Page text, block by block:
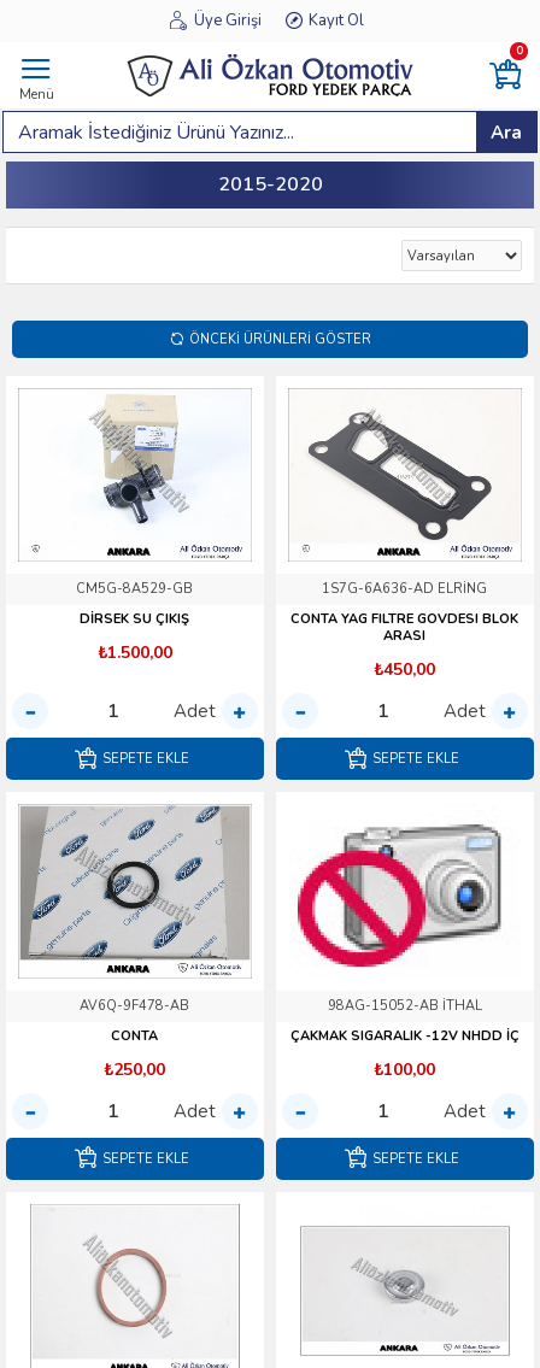
Üye Girişi Kayıt Ol
Menü
0
Ara
2015-2020
ÖNCEKI ÜRÜNLERI GÖSTER
CM5G-8A529-GB
DİRSEK SU ÇIKIŞ
₺1.500,00
Adet
SEPETE EKLE
1S7G-6A636-AD ELRİNG
CONTA YAG FILTRE GOVDESI BLOK
ARASI
₺450,00
Adet
SEPETE EKLE
AV6Q-9F478-AB
CONTA
₺250,00
Adet
SEPETE EKLE
98AG-15052-AB İTHAL
ÇAKMAK SIGARALIK -12V NHDD İÇ
₺100,00
Adet
SEPETE EKLE